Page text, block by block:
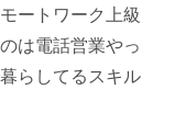
ートワーク上級
は電話営業やっ
らしてるスキル